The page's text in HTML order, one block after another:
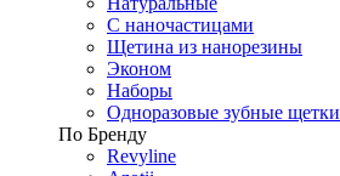
С наночастицами
Щетина из нанорезины
Эконом
Наборы
Одноразовые зубные щетки
По Бренду
Revyline